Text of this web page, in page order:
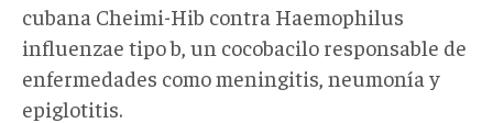
cubana Cheimi-Hib contra Haemophilus
influenzae tipo b, un cocobacilo responsable de
enfermedades como meningitis, neumonía y
epiglotitis.